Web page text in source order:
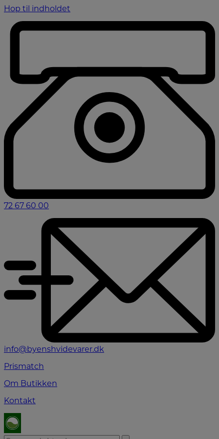
Hop til indholdet
72 67 60 00
info@byenshvidevarer.dk
Prismatch
Om Butikken
Kontakt